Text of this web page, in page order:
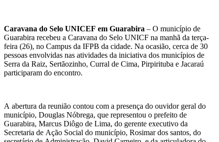
Caravana do Selo UNICEF em Guarabira – O município de
Guarabira recebeu a Caravana do Selo UNICF na manhã da terça-
feira (26), no Campus da IFPB da cidade. Na ocasião, cerca de 30
pessoas envolvidas nas atividades da iniciativa dos municípios de
Serra da Raiz, Sertãozinho, Curral de Cima, Pirpirituba e Jacaraú
participaram do encontro.
A abertura da reunião contou com a presença do ouvidor geral do
município, Douglas Nóbrega, que representou o prefeito de
Guarabira, Marcus Diôgo de Lima, do gerente executivo da
Secretaria de Ação Social do município, Rosimar dos santos, do